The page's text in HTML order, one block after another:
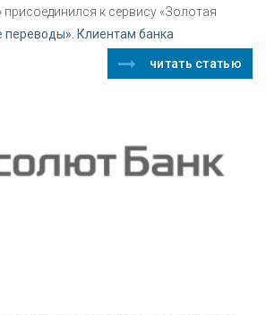
присоединился к сервису «Золотая
Клиентам банка
читать статью